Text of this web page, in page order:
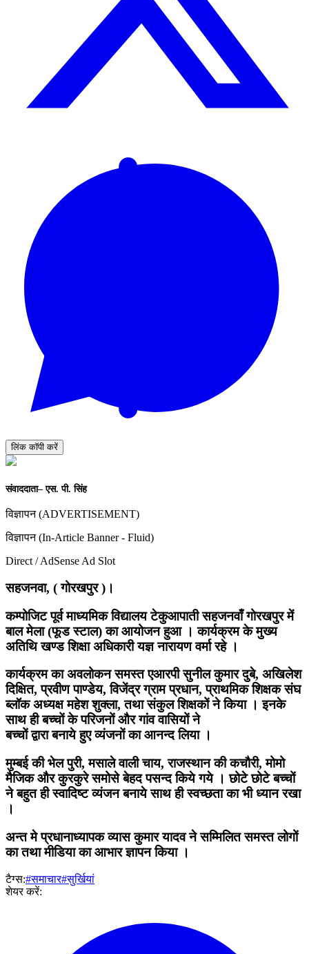
लिंक कॉपी करें
संवाददाता– एस. पी. सिंह
विज्ञापन (ADVERTISEMENT)
विज्ञापन (In-Article Banner - Fluid)
Direct / AdSense Ad Slot
सहजनवा, ( गोरखपुर )।
कम्पोजिट पूर्व माध्यमिक विद्यालय टेकुआपाती सहजनवाँ गोरखपुर में
बाल मेला (फूड स्टाल) का आयोजन हुआ । कार्यक्रम के मुख्य
अतिथि खण्ड शिक्षा अधिकारी यज्ञ नारायण वर्मा रहे ।
कार्यक्रम का अवलोकन समस्त एआरपी सुनील कुमार दुबे, अखिलेश
दिक्षित, प्रवीण पाण्डेय, विजेंद्र ग्राम प्रधान, प्राथमिक शिक्षक संघ
ब्लॉक अध्यक्ष महेश शुक्ला, तथा संकुल शिक्षकों ने किया । इनके
साथ ही बच्चों के परिजनों और गांव वासियों ने
बच्चों द्वारा बनाये हुए व्यंजनों का आनन्द लिया ।
मुम्बई की भेल पुरी, मसाले वाली चाय, राजस्थान की कचौरी, मोमो
मैजिक और कुरकुरे समोसे बेहद पसन्द किये गये । छोटे छोटे बच्चों
ने बहुत ही स्वादिष्ट व्यंजन बनाये साथ ही स्वच्छता का भी ध्यान रखा
।
अन्त मे प्रधानाध्यापक व्यास कुमार यादव ने सम्मिलित समस्त लोगों
का तथा मीडिया का आभार ज्ञापन किया ।
टैग्स:#समाचार#सुर्खियां
शेयर करें: